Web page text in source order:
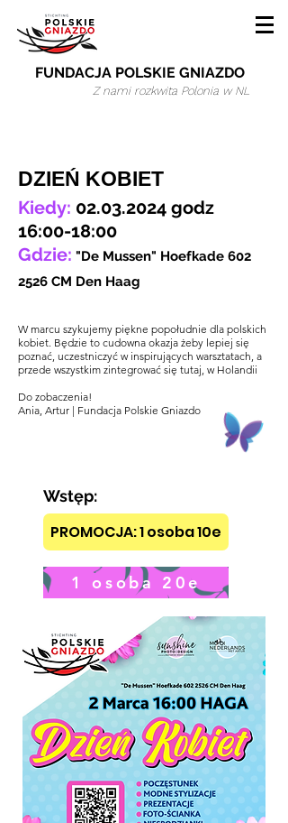
FUNDACJA POLSKIE GNIAZDO
Z nami rozkwita Polonia w NL
DZIEŃ KOBIET
Kiedy: 02.03.2024 godz
16:00-18:00
Gdzie: "De Mussen" Hoefkade 602
2526 CM Den Haag
W marcu szykujemy piękne popołudnie dla polskich
kobiet. Będzie to cudowna okazja żeby lepiej się
poznać, uczestniczyć w inspirujących warsztatach, a
przede wszystkim zintegrować się tutaj, w Holandii
Do zobaczenia!
Ania, Artur | Fundacja Polskie Gniazdo
Wstęp:
PROMOCJA: 1 osoba 10e
1 osoba 20e